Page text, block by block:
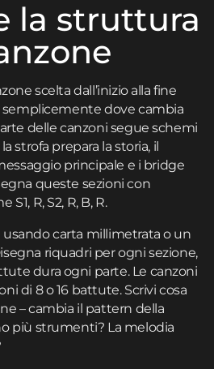
la struttura
scelta dall’inizio alla fine
semplicemente dove cambia
delle canzoni segue schemi
strofa prepara la storia, il
principale e i bridge
queste sezioni con
R, S2, R, B, R.
usando carta millimetrata o un
riquadri per ogni sezione,
dura ogni parte. Le canzoni
di 8 o 16 battute. Scrivi cosa
– cambia il pattern della
più strumenti? La melodia